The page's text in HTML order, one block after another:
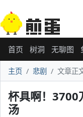
首页 树洞 无聊图
主页 悲剧 文章正
杯具啊！3700
汤